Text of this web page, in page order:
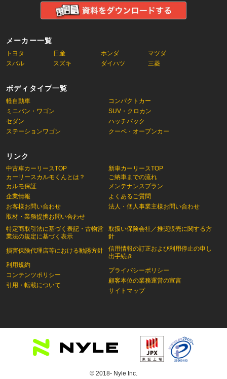
メーカー一覧
トヨタ 日産 ホンダ
マツダ
スバル
スズキ ダイハツ 三菱
ボディタイプ一覧
軽自動車
コンパクトカー
ミニバン・ワゴン
SUV・クロカン
セダン
ハッチバック
ステーションワゴン
クーペ・オープンカー
リンク
中古車カーリースTOP
カーリースカルモくんとは？
新車カーリースTOP
ご納車までの流れ
カルモ保証
企業情報
お客様お問い合わせ
取材・業務提携お問い合わせ
特定商取引法に基づく表記・古物営
業法の規定に基づく表示
損害保険代理店等における勧誘方針
利用規約
コンテンツポリシー
引用・転載について
メンテナンスプラン
よくあるご質問
法人・個人事業主様お問い合わせ
取扱い保険会社／推奨販売に関する方
針
信用情報の訂正および利用停止の申し
出手続き
プライバシーポリシー
顧客本位の業務運営の宣言
サイトマップ
© 2018- Nyle Inc.